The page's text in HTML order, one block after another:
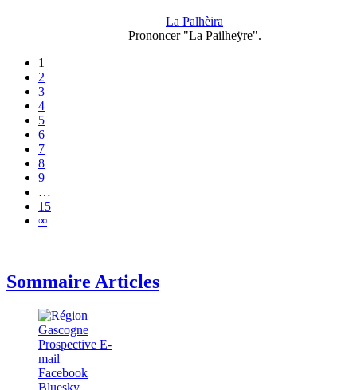
La Palhèira
Prononcer "La Pailheÿre".
1
2
3
4
5
6
7
8
9
…
15
∞
Sommaire Articles